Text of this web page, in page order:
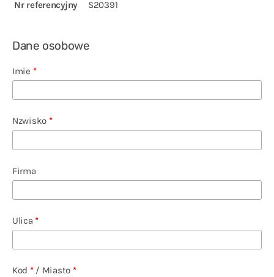
Nr referencyjny
S20391
Dane osobowe
Imie *
Nzwisko *
Firma
Ulica *
Kod */ Miasto *